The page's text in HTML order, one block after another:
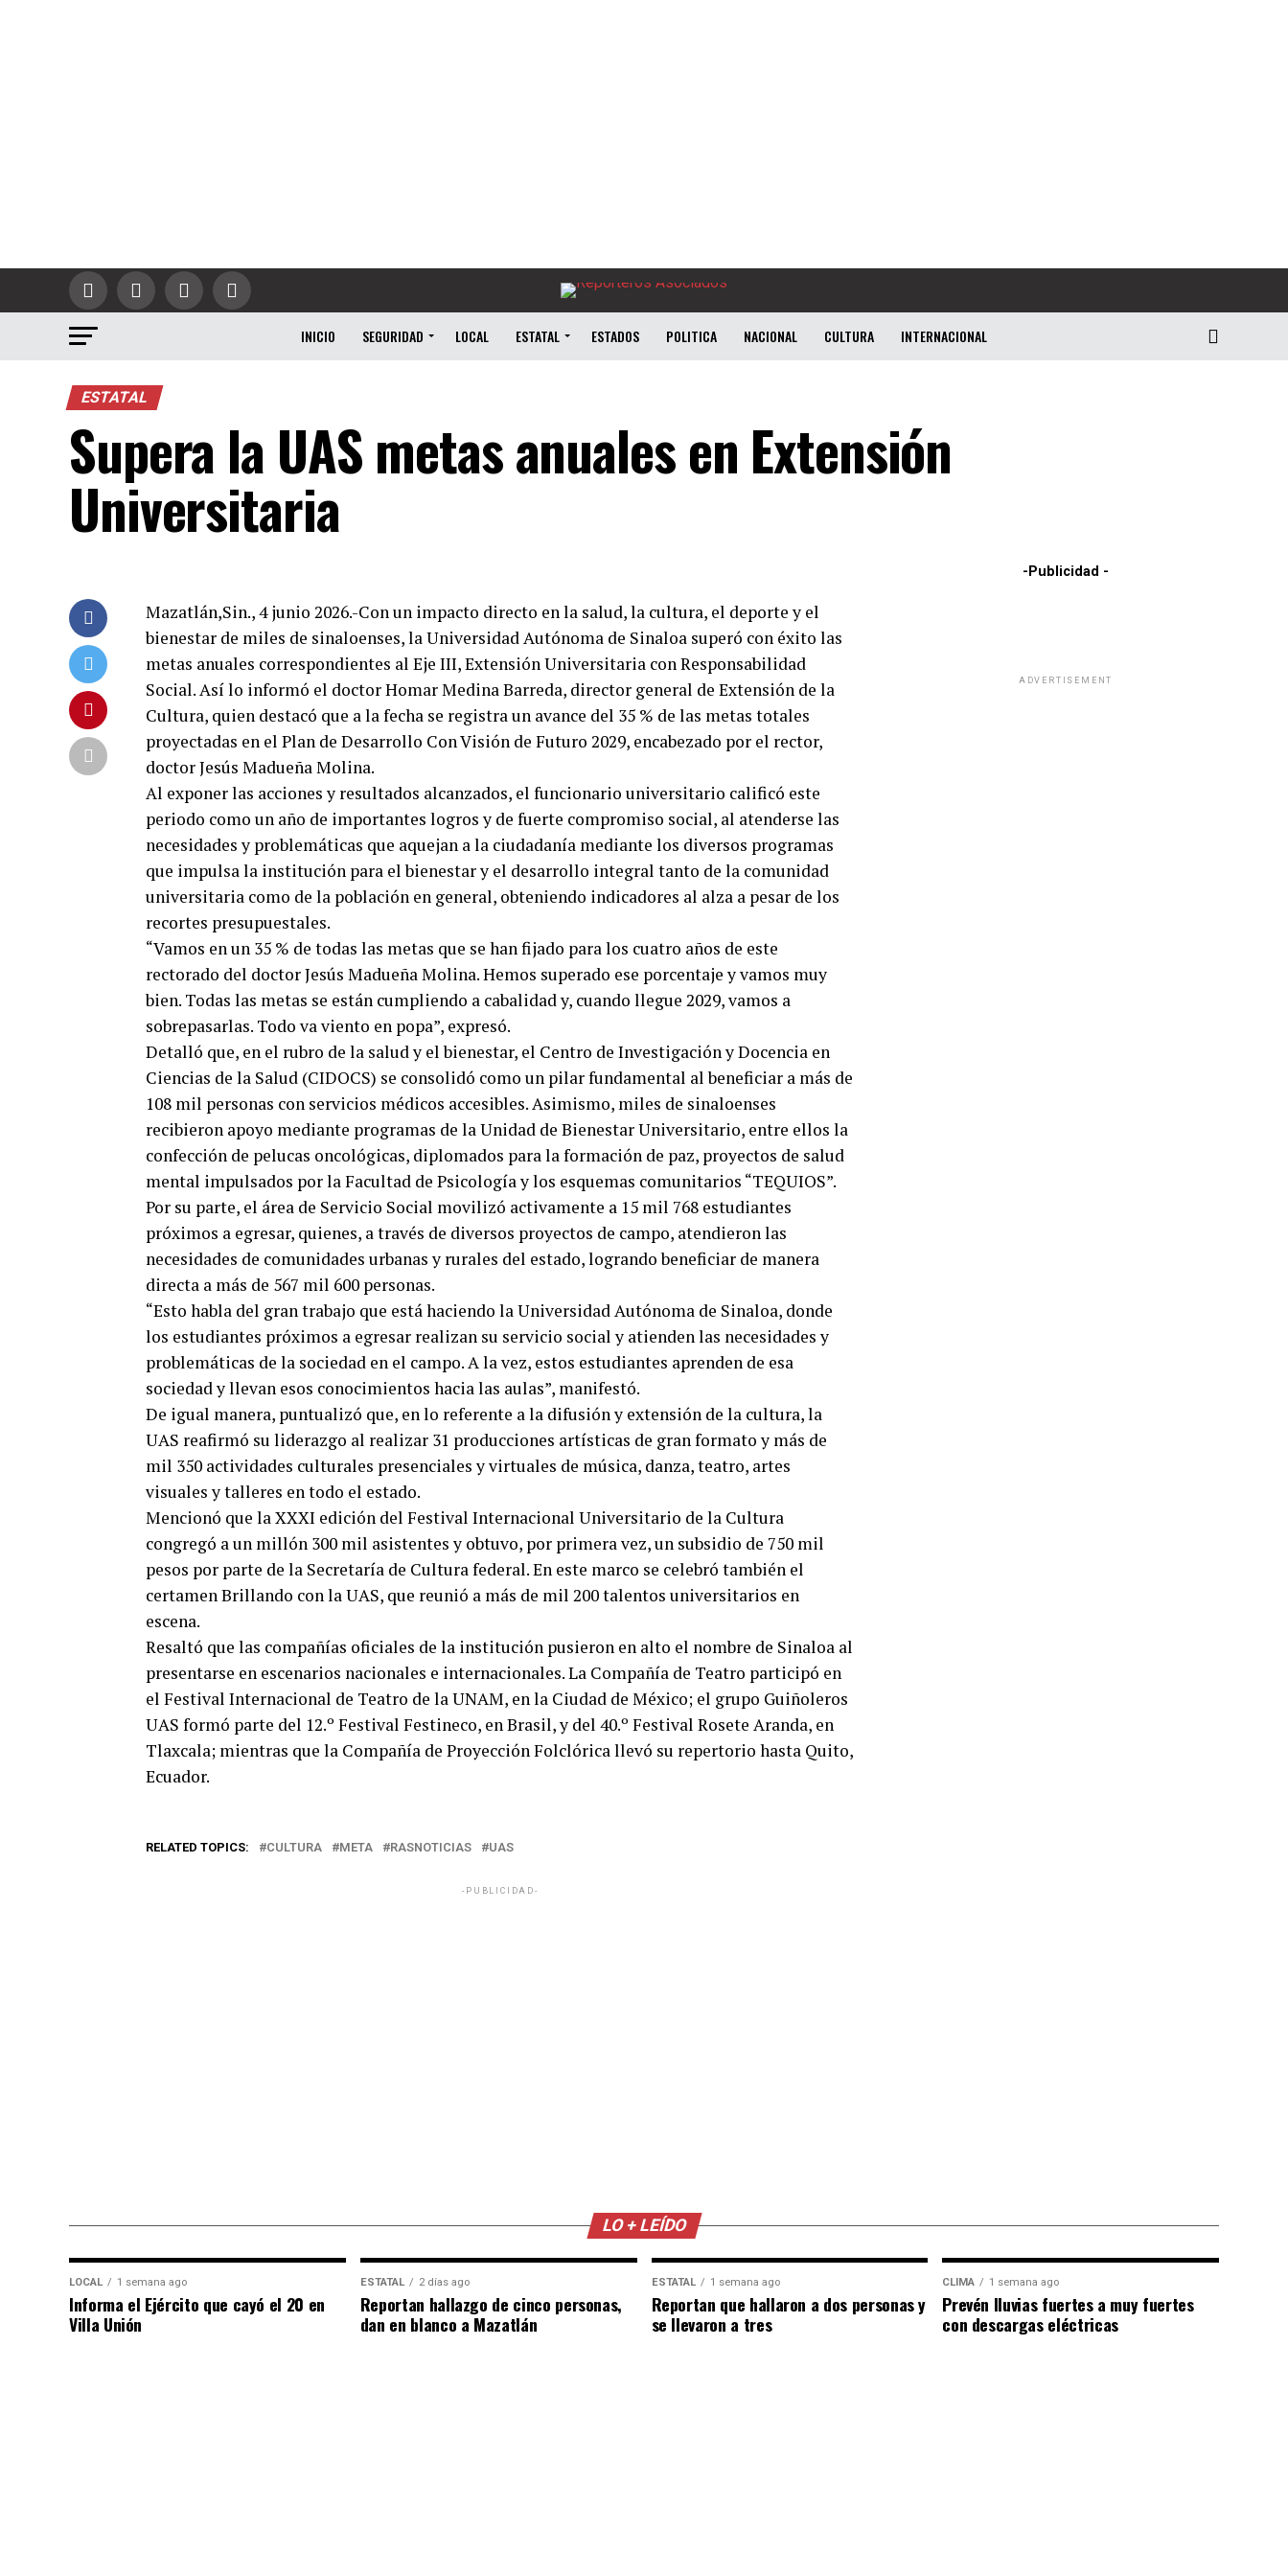
INICIO SEGURIDAD LOCAL ESTATAL ESTADOS POLITICA NACIONAL CULTURA INTERNACIONAL
ESTATAL
Supera la UAS metas anuales en Extensión
Universitaria
Mazatlán,Sin., 4 junio 2026.-Con un impacto directo en la salud, la cultura, el deporte y el
bienestar de miles de sinaloenses, la Universidad Autónoma de Sinaloa superó con éxito las
metas anuales correspondientes al Eje III, Extensión Universitaria con Responsabilidad
Social. Así lo informó el doctor Homar Medina Barreda, director general de Extensión de la
Cultura, quien destacó que a la fecha se registra un avance del 35 % de las metas totales
proyectadas en el Plan de Desarrollo Con Visión de Futuro 2029, encabezado por el rector,
doctor Jesús Madueña Molina.
Al exponer las acciones y resultados alcanzados, el funcionario universitario calificó este
periodo como un año de importantes logros y de fuerte compromiso social, al atenderse las
necesidades y problemáticas que aquejan a la ciudadanía mediante los diversos programas
que impulsa la institución para el bienestar y el desarrollo integral tanto de la comunidad
universitaria como de la población en general, obteniendo indicadores al alza a pesar de los
recortes presupuestales.
“Vamos en un 35 % de todas las metas que se han fijado para los cuatro años de este
rectorado del doctor Jesús Madueña Molina. Hemos superado ese porcentaje y vamos muy
bien. Todas las metas se están cumpliendo a cabalidad y, cuando llegue 2029, vamos a
sobrepasarlas. Todo va viento en popa”, expresó.
Detalló que, en el rubro de la salud y el bienestar, el Centro de Investigación y Docencia en
Ciencias de la Salud (CIDOCS) se consolidó como un pilar fundamental al beneficiar a más de
108 mil personas con servicios médicos accesibles. Asimismo, miles de sinaloenses
recibieron apoyo mediante programas de la Unidad de Bienestar Universitario, entre ellos la
confección de pelucas oncológicas, diplomados para la formación de paz, proyectos de salud
mental impulsados por la Facultad de Psicología y los esquemas comunitarios “TEQUIOS”.
Por su parte, el área de Servicio Social movilizó activamente a 15 mil 768 estudiantes
próximos a egresar, quienes, a través de diversos proyectos de campo, atendieron las
necesidades de comunidades urbanas y rurales del estado, logrando beneficiar de manera
directa a más de 567 mil 600 personas.
“Esto habla del gran trabajo que está haciendo la Universidad Autónoma de Sinaloa, donde
los estudiantes próximos a egresar realizan su servicio social y atienden las necesidades y
problemáticas de la sociedad en el campo. A la vez, estos estudiantes aprenden de esa
sociedad y llevan esos conocimientos hacia las aulas”, manifestó.
De igual manera, puntualizó que, en lo referente a la difusión y extensión de la cultura, la
UAS reafirmó su liderazgo al realizar 31 producciones artísticas de gran formato y más de
mil 350 actividades culturales presenciales y virtuales de música, danza, teatro, artes
visuales y talleres en todo el estado.
Mencionó que la XXXI edición del Festival Internacional Universitario de la Cultura
congregó a un millón 300 mil asistentes y obtuvo, por primera vez, un subsidio de 750 mil
pesos por parte de la Secretaría de Cultura federal. En este marco se celebró también el
certamen Brillando con la UAS, que reunió a más de mil 200 talentos universitarios en
escena.
Resaltó que las compañías oficiales de la institución pusieron en alto el nombre de Sinaloa al
presentarse en escenarios nacionales e internacionales. La Compañía de Teatro participó en
el Festival Internacional de Teatro de la UNAM, en la Ciudad de México; el grupo Guiñoleros
UAS formó parte del 12.º Festival Festineco, en Brasil, y del 40.º Festival Rosete Aranda, en
Tlaxcala; mientras que la Compañía de Proyección Folclórica llevó su repertorio hasta Quito,
Ecuador.
RELATED TOPICS: CULTURA META RASNOTICIAS UAS
-PUBLICIDAD-
-Publicidad -
ADVERTISEMENT
LO + LEÍDO
LOCAL 1 semana ago
Informa el Ejército que cayó el 20 en
Villa Unión
ESTATAL 2 días ago
Reportan hallazgo de cinco personas,
dan en blanco a Mazatlán
ESTATAL 1 semana ago
Reportan que hallaron a dos personas y
se llevaron a tres
CLIMA 1 semana ago
Prevén lluvias fuertes a muy fuertes
con descargas eléctricas